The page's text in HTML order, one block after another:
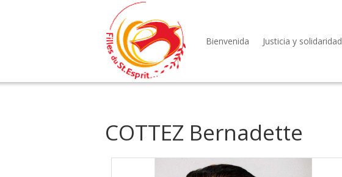
Bienvenida Justicia y solidaridad
COTTEZ Bernadette